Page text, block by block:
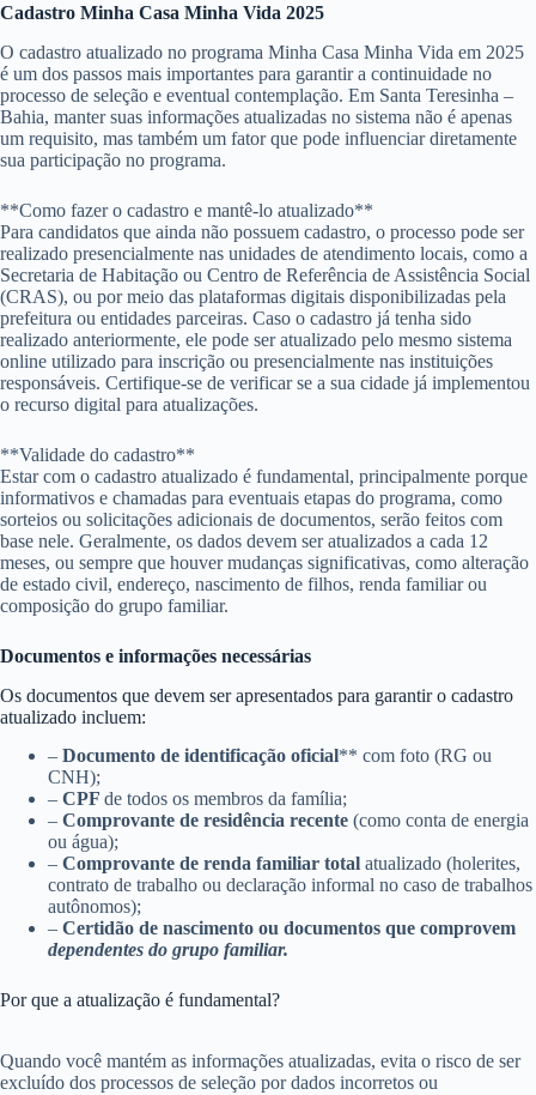
Cadastro Minha Casa Minha Vida 2025
O cadastro atualizado no programa Minha Casa Minha Vida em 2025
é um dos passos mais importantes para garantir a continuidade no
processo de seleção e eventual contemplação. Em Santa Teresinha –
Bahia, manter suas informações atualizadas no sistema não é apenas
um requisito, mas também um fator que pode influenciar diretamente
sua participação no programa.
**Como fazer o cadastro e mantê-lo atualizado**
Para candidatos que ainda não possuem cadastro, o processo pode ser
realizado presencialmente nas unidades de atendimento locais, como a
Secretaria de Habitação ou Centro de Referência de Assistência Social
(CRAS), ou por meio das plataformas digitais disponibilizadas pela
prefeitura ou entidades parceiras. Caso o cadastro já tenha sido
realizado anteriormente, ele pode ser atualizado pelo mesmo sistema
online utilizado para inscrição ou presencialmente nas instituições
responsáveis. Certifique-se de verificar se a sua cidade já implementou
o recurso digital para atualizações.
**Validade do cadastro**
Estar com o cadastro atualizado é fundamental, principalmente porque
informativos e chamadas para eventuais etapas do programa, como
sorteios ou solicitações adicionais de documentos, serão feitos com
base nele. Geralmente, os dados devem ser atualizados a cada 12
meses, ou sempre que houver mudanças significativas, como alteração
de estado civil, endereço, nascimento de filhos, renda familiar ou
composição do grupo familiar.
Documentos e informações necessárias
Os documentos que devem ser apresentados para garantir o cadastro
atualizado incluem:
– Documento de identificação oficial** com foto (RG ou
CNH);
– CPF de todos os membros da família;
– Comprovante de residência recente (como conta de energia
ou água);
– Comprovante de renda familiar total atualizado (holerites,
contrato de trabalho ou declaração informal no caso de trabalhos
autônomos);
– Certidão de nascimento ou documentos que comprovem
dependentes do grupo familiar.
Por que a atualização é fundamental?
Quando você mantém as informações atualizadas, evita o risco de ser
excluído dos processos de seleção por dados incorretos ou